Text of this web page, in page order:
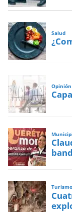
Salud
Opinión
Turismo